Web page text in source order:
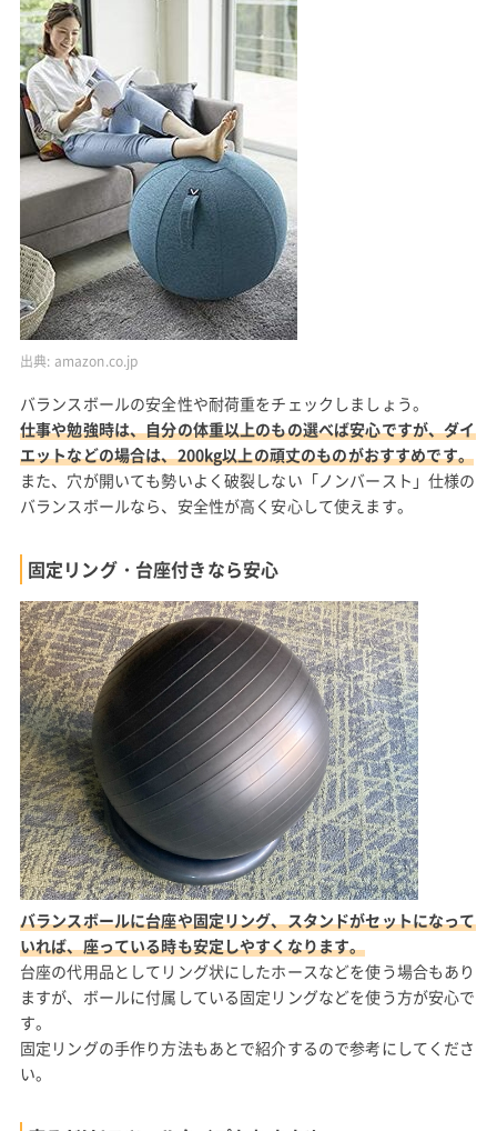
出典: amazon.co.jp
バランスボールの安全性や耐荷重をチェックしましょう。
仕事や勉強時は、自分の体重以上のもの選べば安心ですが、ダイ
エットなどの場合は、200kg以上の頑丈のものがおすすめです。
また、穴が開いても勢いよく破裂しない「ノンバースト」仕様の
バランスボールなら、安全性が高く安心して使えます。
固定リング・台座付きなら安心
バランスボールに台座や固定リング、スタンドがセットになって
いれば、座っている時も安定しやすくなります。
台座の代用品としてリング状にしたホースなどを使う場合もあり
ますが、ボールに付属している固定リングなどを使う方が安心で
す。
固定リングの手作り方法もあとで紹介するので参考にしてくださ
い。